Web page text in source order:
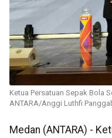
Ketua Persatuan Sepak Bola
ANTARA/Anggi Luthfi
Medan (ANTARA) -